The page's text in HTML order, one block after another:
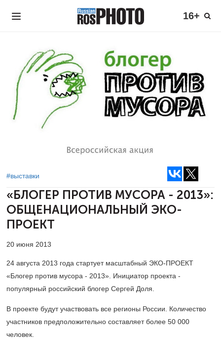
16+
#выставки
«БЛОГЕР ПРОТИВ МУСОРА - 2013»:
ОБЩЕНАЦИОНАЛЬНЫЙ ЭКО-
ПРОЕКТ
20 июня 2013
24 августа 2013 года стартует масштабный ЭКО-ПРОЕКТ
«Блогер против мусора - 2013». Инициатор проекта -
популярный российский блогер Сергей Доля.
В проекте будут участвовать все регионы России. Количество
участников предположительно составляет более 50 000
человек.